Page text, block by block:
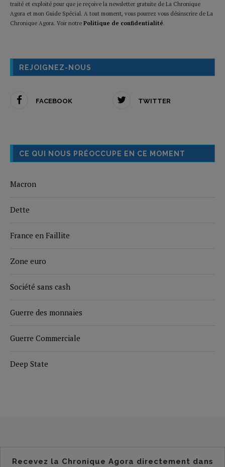
traité et exploité pour que je reçoive la newsletter gratuite de La Chronique
Agora et mon Guide Spécial. A tout moment, vous pourrez vous désinscrire de La
Chronique Agora. Voir notre Politique de confidentialité.
REJOIGNEZ-NOUS
FACEBOOK TWITTER
CE QUI NOUS PRÉOCCUPE EN CE MOMENT
Macron
Dette
France en Faillite
Zone euro
Société sans cash
Guerre des monnaies
Guerre Commerciale
Deep State
Recevez la Chronique Agora directement dans